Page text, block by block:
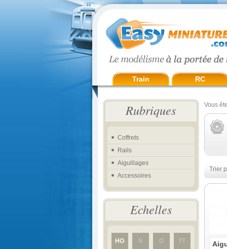
Train RC
Rubriques
Coffrets
Rails
Aiguillages
Accessoires
Echelles
HO N O TT
Vous
Trier